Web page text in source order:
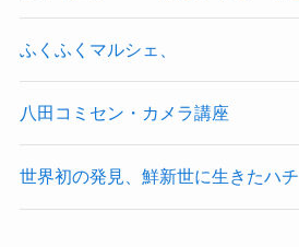
ふくふくマルシェ、
八田コミセン・カメラ講座
世界初の発見、鮮新世に生きたハチ